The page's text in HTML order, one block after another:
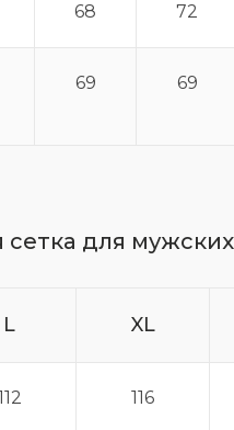
68 72
69 69
сетка для
L XL
116